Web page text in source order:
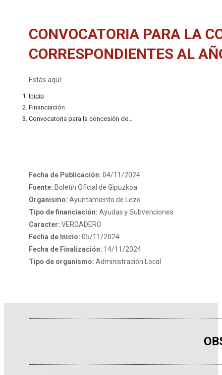
CONVOCATORIA PARA LA
CORRESPONDIENTES AL
Estás aquí:
Inicio
Financiación
Convocatoria para la concesión de…
Fecha de Publicación: 04/11/2024
Fuente: Boletín Oficial de Gipuzkoa
Organismo: Ayuntamiento de Lezo
Tipo de financiación: Ayudas y Subvenciones
Caracter: VERDADERO
Fecha de Inicio: 05/11/2024
Fecha de Finalización: 14/11/2024
Tipo de organismo: Administración Local